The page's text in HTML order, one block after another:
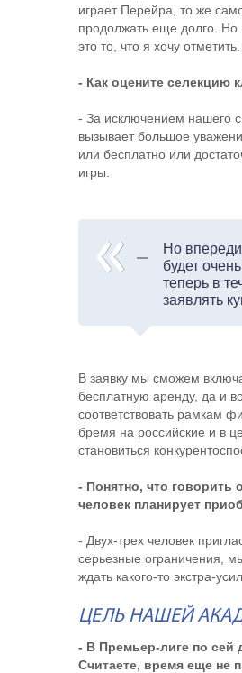
играет Перейра, то же
продолжать еще долго. Но
это то, что я хочу
- Как оцените селекцию
- За исключением нашего
вызывает большое
или бесплатно или
игры.
Но
будет
теперь в
заявлять
В заявку мы сможем
бесплатную аренду, да и
соответствовать рамкам
бремя на российские и в
становиться
- Понятно, что говорить
человек планирует
- Двух-трех человек
серьезные ограничения,
ждать какого-то экстра-
ЦЕЛЬ НАШЕЙ
- В Премьер-лиге по сей
Считаете, время еще не